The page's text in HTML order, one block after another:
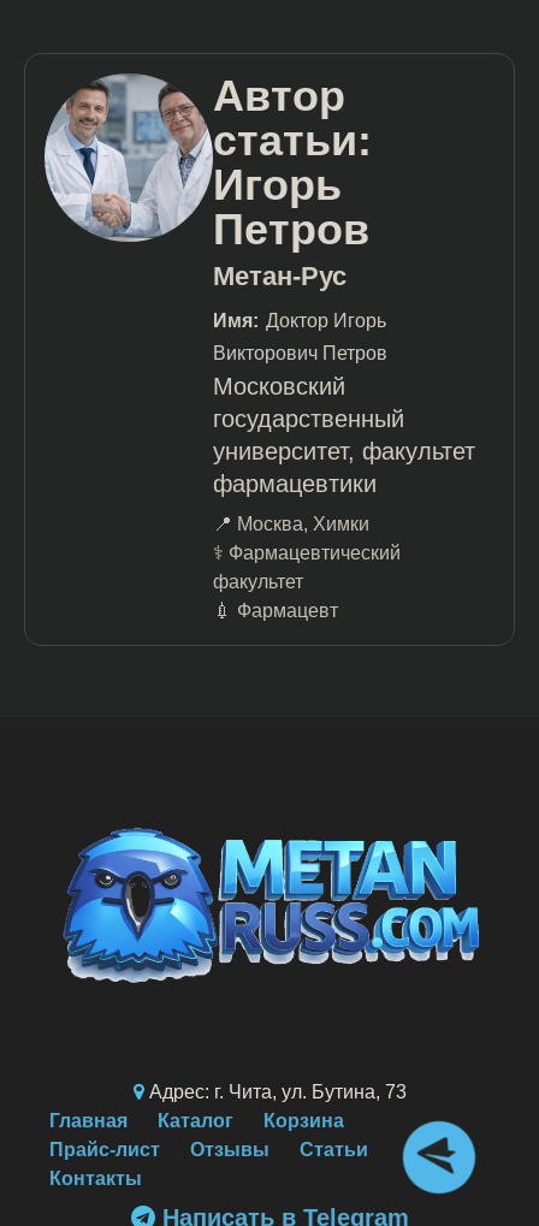
Автор
статьи:
Игорь
Петров
Метан-Рус
Имя: Доктор Игорь
Викторович Петров
Московский
государственный
университет, факультет
фармацевтики
📍 Москва, Химки
⚕️ Фармацевтический
факультет
💉 Фармацевт
Адрес: г. Чита, ул. Бутина, 73
Главная
Каталог
Корзина
Прайс-лист
Отзывы
Статьи
Контакты
Написать в Telegram